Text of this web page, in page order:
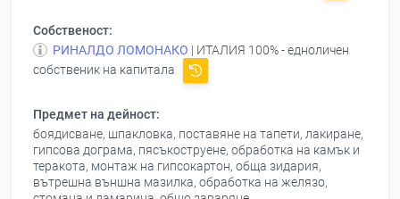
Собственост:
РИНАЛДО ЛОМОНАКО | ИТАЛИЯ 100% - едноличен
собственик на капитала
Предмет на дейност:
боядисване, шпакловка, поставяне на тапети, лакиране,
гипсова дограма, пясъкоструене, обработка на камък и
теракота, монтаж на гипсокартон, обща зидария,
вътрешна външна мазилка, обработка на желязо,